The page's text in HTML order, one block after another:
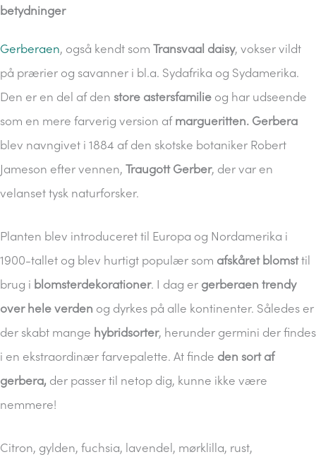
betydninger
Gerberaen, også kendt som Transvaal daisy, vokser vildt
på prærier og savanner i bl.a. Sydafrika og Sydamerika.
Den er en del af den store astersfamilie og har udseende
som en mere farverig version afmargueritten. Gerbera
blev navngivet i 1884 af den skotske botaniker Robert
Jameson efter vennen, Traugott Gerber, der var en
velanset tysk naturforsker.
Planten blev introduceret til Europa og Nordamerika i
1900-tallet og blev hurtigt populær som afskåret blomsttil
brug i blomsterdekorationer. I dag er gerberaen trendy
over hele verden og dyrkes på alle kontinenter. Således er
der skabt mange hybridsorter, herunder germini der findes
i en ekstraordinær farvepalette. At finde den sort af
gerbera, der passer til netop dig, kunne ikke være
nemmere!
Citron, gylden, fuchsia, lavendel, mørklilla, rust,